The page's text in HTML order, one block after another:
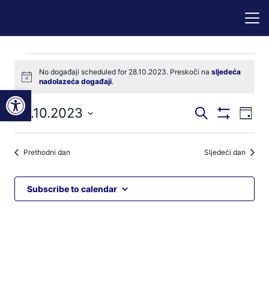
Događaji
for
28.10.2023
Notice
No događaji scheduled for 28.10.2023. Preskoči na sljedeća
nadolazeća događaji.
Događaji
pretraga
Pretraži
Filtere
Dan
28.10.2023
Odaberite
datum.
Prethodni dan Sljedeći dan
Subscribe to calendar
Open toolbar